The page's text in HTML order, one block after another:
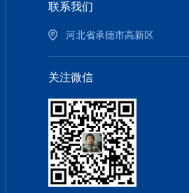
联系我们
河北省承德市高新区
关注微信